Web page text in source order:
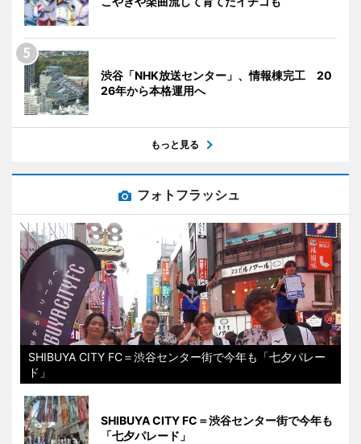
渋谷「NHK放送センター」、情報棟完工 20
26年から本格運用へ
もっと見る
フォトフラッシュ
SHIBUYA CITY FC＝渋谷センター街で今年も「七夕パレー
ド」
SHIBUYA CITY FC＝渋谷センター街で今年も
「七夕パレード」